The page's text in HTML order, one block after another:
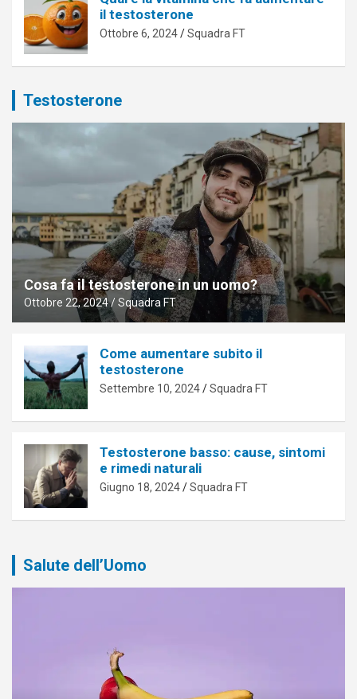
il testosterone
Ottobre 6, 2024 Squadra FT
Testosterone
Cosa fa il testosterone in un uomo?
Ottobre 22, 2024 Squadra FT
Come aumentare subito il
testosterone
Settembre 10, 2024 Squadra FT
Testosterone basso: cause, sintomi
e rimedi naturali
Giugno 18, 2024 Squadra FT
Salute dell’Uomo